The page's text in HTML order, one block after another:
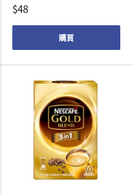
$48
購買